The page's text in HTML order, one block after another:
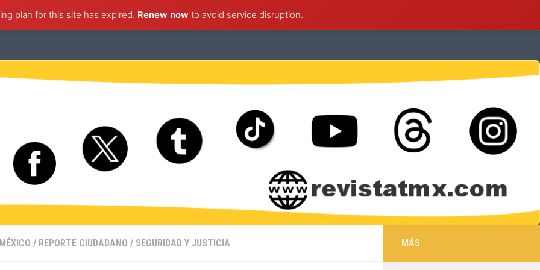
plan for this site has expired. Renew now to avoid service disruption.
Nacional Ciudad de México Estado de México
/ REPORTE CIUDADANO / SEGURIDAD Y JUSTICIA MÁS